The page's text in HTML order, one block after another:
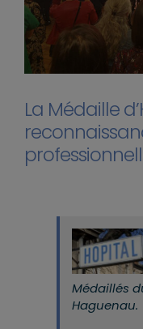
La Médaille
Médaillés
Haguenau.